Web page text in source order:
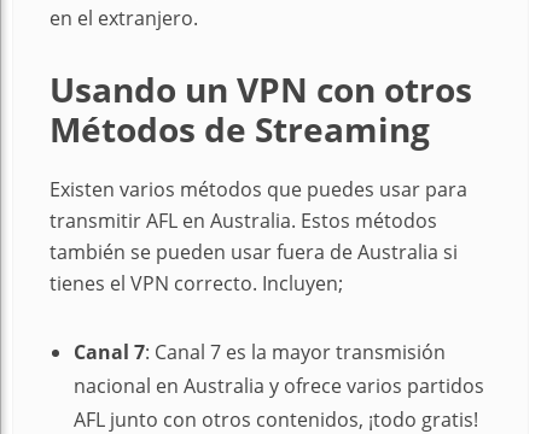
en el extranjero.
Usando un VPN con otros
Métodos de Streaming
Existen varios métodos que puedes usar para
transmitir AFL en Australia. Estos métodos
también se pueden usar fuera de Australia si
tienes el VPN correcto. Incluyen;
Canal 7: Canal 7 es la mayor transmisión
nacional en Australia y ofrece varios partidos
AFL junto con otros contenidos, ¡todo gratis!